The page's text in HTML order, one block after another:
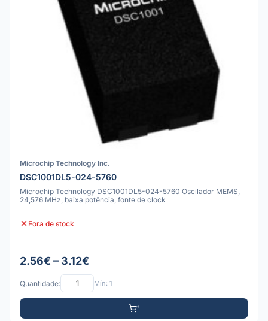
Microchip Technology Inc.
DSC1001DL5-024-5760
Microchip Technology DSC1001DL5-024-5760 Oscilador MEMS,
24,576 MHz, baixa potência, fonte de clock
Fora de stock
2.56€ – 3.12€
Quantidade: Mín: 1